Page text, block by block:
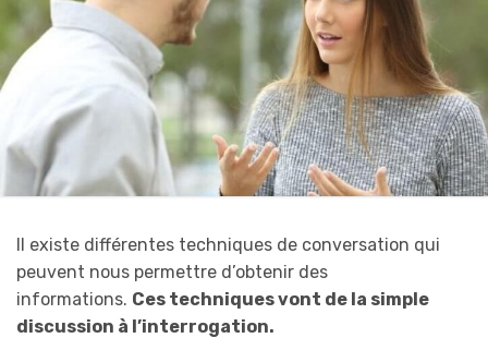
Il existe différentes techniques de conversation qui
peuvent nous permettre d’obtenir des
informations. Ces techniques vont de la simple
discussion à l’interrogation.